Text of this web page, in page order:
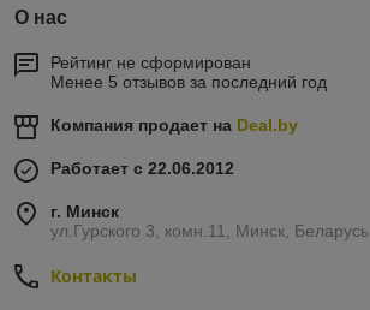
О нас
Рейтинг не сформирован
Менее 5 отзывов за последний год
Компания продает на Deal.by
Работает с 22.06.2012
г. Минск
ул.Гурского 3, комн.11, Минск, Беларусь
Контакты